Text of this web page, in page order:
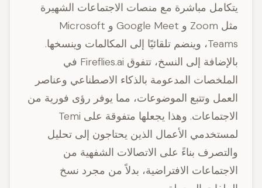
يتكامل مباشرة مع منصات الاجتماعات الشهيرة
مثل Zoom و Google Meet و Microsoft
Teams، وينضم تلقائيًا إلى المكالمات وينسخها.
بالإضافة إلى النسخ، تتفوق Fireflies.ai في
الملخصات المدعومة بالذكاء الاصطناعي وعناصر
العمل وتتبع الموضوعات، مما يوفر رؤى فورية من
الاجتماعات. وهذا يجعلها متفوقة على Temi
لمستخدمي الأعمال الذين يحتاجون إلى تحليل
والتصرف بناءً على الاتصالات الشفهية من
الاجتماعات الافتراضية، بدلاً من مجرد نسخ